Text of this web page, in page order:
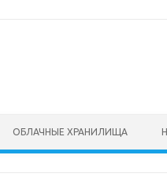
ОБЛАЧНЫЕ ХРАНИЛИЩА